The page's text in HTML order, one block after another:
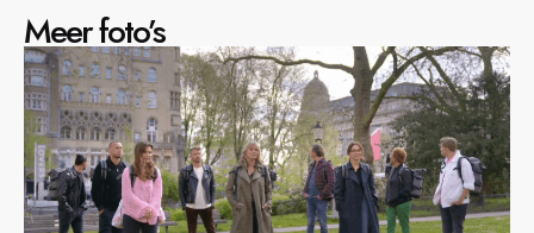
Meer foto’s